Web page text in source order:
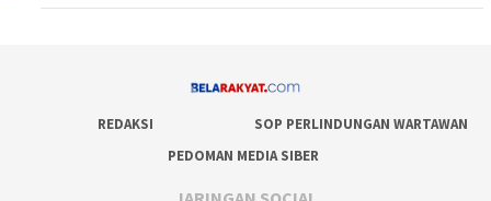
REDAKSI
SOP PERLINDUNGAN WARTAWAN
PEDOMAN MEDIA SIBER